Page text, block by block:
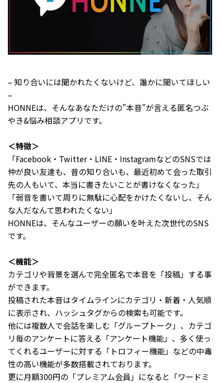
– 知り合いには聞かれたくないけど、誰かに聞いてほしい
–
HONNEは、そんなあなただけの”本音”が言える匿名つぶ
やき&悩み相談アプリです。
＜特徴＞
「Facebook・Twitter・LINE・InstagramなどのSNSでは
仲が良い友達も、昔の知り合いも、最近初めて会った取引
先の人もいて、本当に書きたいことが書けなくなった」
「弱音を書いて周りに無駄に心配をかけたくないし、そん
な人だなんて思われたくない」
HONNEは、そんなユーザーの願いを叶えた次世代のSNS
です。
＜機能＞
カテゴリや背景を選んで完全匿名で本音を「投稿」する事
ができます。
投稿された本音はタイムラインにカテゴリ・新着・人気順
に表示され、ハッシュタグからの検索も可能です。
他には複数人で会話を楽しむ「グループトーク」、カテゴ
リ毎のアンケートに答える「アンケート機能」、多く使っ
てくれるユーザーに対する「トロフィー機能」などの中毒
性の高い機能が多数搭載されております。
更に月額300円の「プレミアム会員」になると「ワードミ